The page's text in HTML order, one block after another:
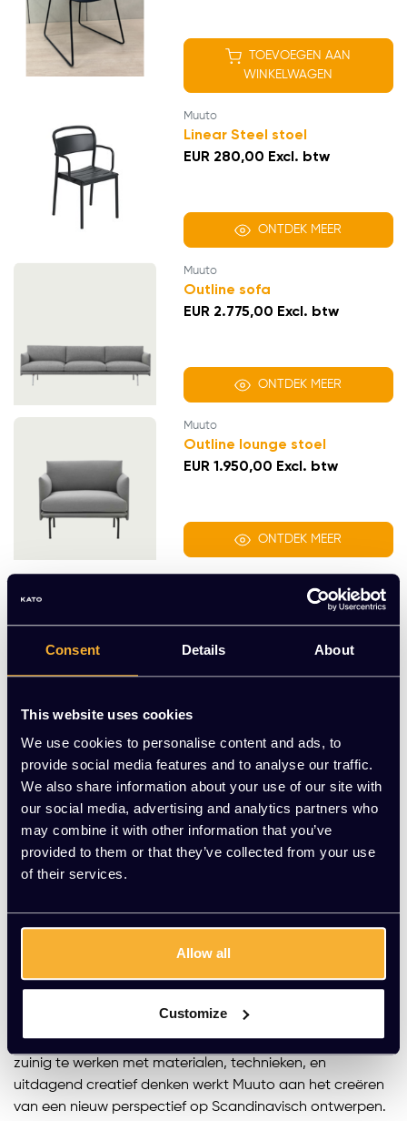
Consent Details About
This website uses cookies
We use cookies to personalise content and ads, to
provide social media features and to analyse our traffic.
We also share information about your use of our site with
our social media, advertising and analytics partners who
may combine it with other information that you’ve
provided to them or that they’ve collected from your use
of their services.
Allow all
Customize
TOEVOEGEN AAN
WINKELWAGEN
Muuto
Linear Steel stoel
EUR 280,00 Excl. btw
ONTDEK MEER
Muuto
Outline sofa
EUR 2.775,00 Excl. btw
ONTDEK MEER
Muuto
Outline lounge stoel
EUR 1.950,00 Excl. btw
ONTDEK MEER
EUR 1.050,00 Excl. btw
Muuto
EUR 549,00 Excl. btw
ONTDEK MEER
Het merk "Muuto" bij Kato
Kantoorinrichting
In 2006 werd Muuto opgericht door twee Deense
vrienden. Muuto betekent ‘nieuw perspectief’, wat precies
Scandinavische designs worden gekenmerkt door
functionaliteit, ambacht, en een goede uitstraling. Door
zuinig te werken met materialen, technieken, en
uitdagend creatief denken werkt Muuto aan het creëren
van een nieuw perspectief op Scandinavisch ontwerpen.